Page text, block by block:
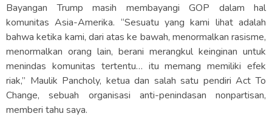
Bayangan Trump masih membayangi GOP dalam hal
komunitas Asia-Amerika. “Sesuatu yang kami lihat adalah
bahwa ketika kami, dari atas ke bawah, menormalkan rasisme,
menormalkan orang lain, berani merangkul keinginan untuk
menindas komunitas tertentu… itu memang memiliki efek
riak,” Maulik Pancholy, ketua dan salah satu pendiri Act To
Change, sebuah organisasi anti-penindasan nonpartisan,
memberi tahu saya.